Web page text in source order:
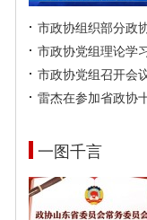
市政协组织部分政
市政协党组理论学
市政协党组召开会
雷杰在参加省政协
一图千言